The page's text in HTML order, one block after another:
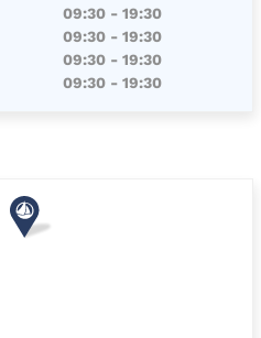
09:30 - 19:30
09:30 - 19:30
09:30 - 19:30
09:30 - 19:30